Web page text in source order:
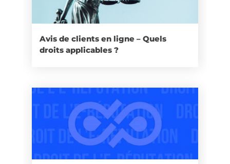
Avis de clients en ligne – Quels
droits applicables ?